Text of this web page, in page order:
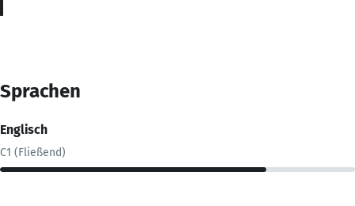
Sprachen
Englisch
C1 (Fließend)